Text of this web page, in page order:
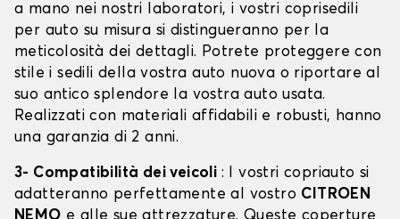
a mano nei nostri laboratori, i vostri coprisedili
per auto su misura si distingueranno per la
meticolosità dei dettagli. Potrete proteggere con
stile i sedili della vostra auto nuova o riportare al
suo antico splendore la vostra auto usata.
Realizzati con materiali affidabili e robusti, hanno
una garanzia di 2 anni.
3- Compatibilità dei veicoli : I vostri copriauto si
adatteranno perfettamente al vostro CITROEN